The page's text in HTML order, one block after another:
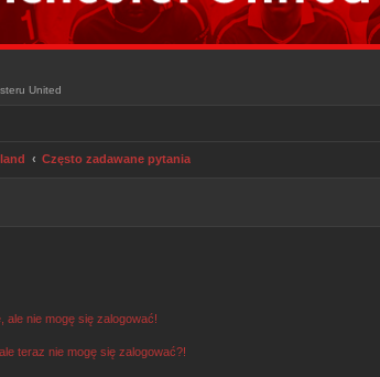
United
Często zadawane pytania
ale nie mogę się zalogować!
teraz nie mogę się zalogować?!